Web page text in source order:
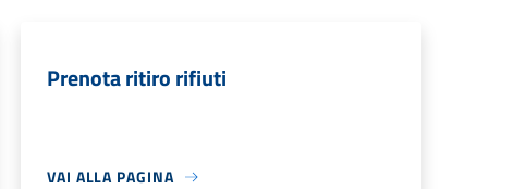
Prenota ritiro rifiuti
VAI ALLA PAGINA